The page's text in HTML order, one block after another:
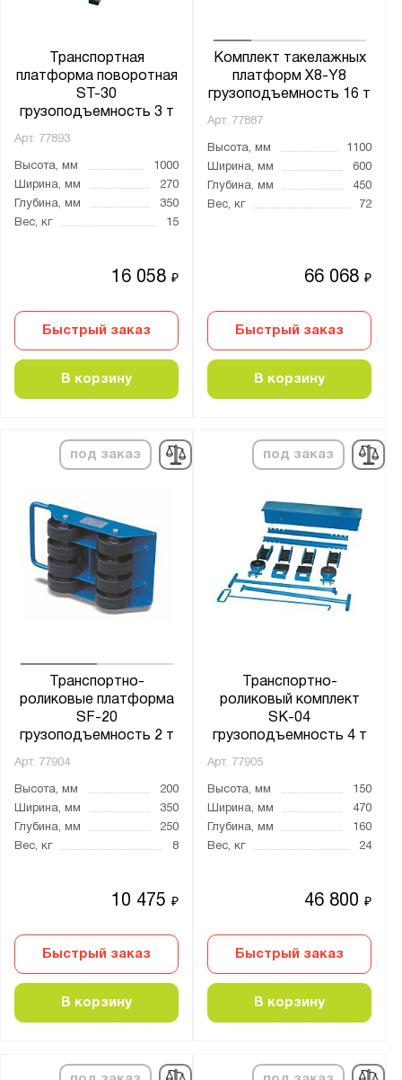
Транспортная
платформа поворотная
ST-30
грузоподъемность 3 т
Арт. 77893
Высота, мм
1000
Ширина, мм
270
Глубина, мм
350
Вес, кг
15
16 058₽
Быстрый заказ
В корзину
Комплект такелажных
платформ X8-Y8
грузоподъемность 16 т
Арт. 77887
Высота, мм
1100
Ширина, мм
600
Глубина, мм
450
Вес, кг
72
66 068₽
Быстрый заказ
В корзину
под заказ
Транспортно-
роликовые платформа
SF-20
грузоподъемность 2 т
Арт. 77904
Высота, мм
200
Ширина, мм
350
Глубина, мм
250
Вес, кг
8
10 475₽
Быстрый заказ
В корзину
под заказ
Транспортно-
роликовый комплект
SK-04
грузоподъемность 4 т
Арт. 77905
Высота, мм
150
Ширина, мм
470
Глубина, мм
160
Вес, кг
24
46 800₽
Быстрый заказ
В корзину